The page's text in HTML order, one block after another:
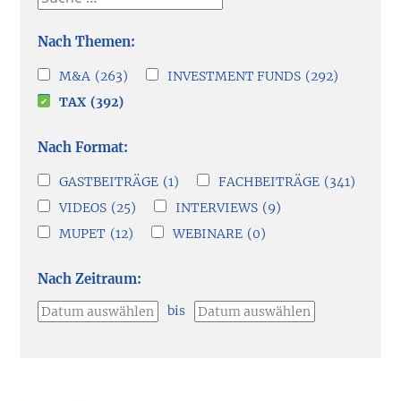
Nach Themen
M&A (263) INVESTMENT FUNDS (292)
TAX (392)
Nach Format
GASTBEITRÄGE (1) FACHBEITRÄGE (341)
VIDEOS (25) INTERVIEWS (9)
MUPET (12) WEBINARE (0)
Nach Zeitraum
bis